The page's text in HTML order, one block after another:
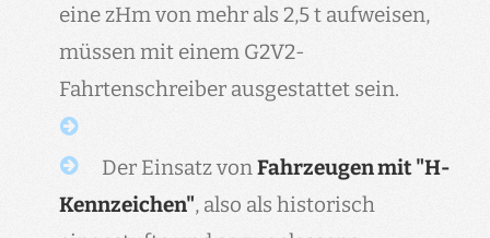
eine zHm von mehr als 2,5 t aufweisen,
müssen mit einem G2V2-
Fahrtenschreiber ausgestattet sein.
Der Einsatz vonFahrzeugen mit "H-
Kennzeichen", also als historisch